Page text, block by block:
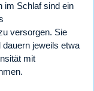
im Schlaf sind ein
versorgen. Sie
jeweils etwa
mit